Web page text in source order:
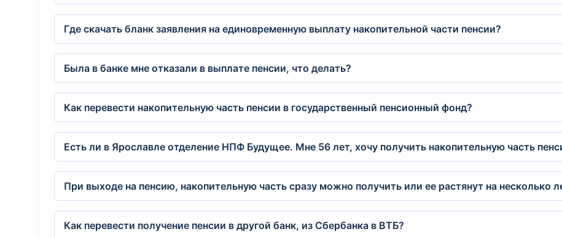
Где скачать бланк заявления на единовременную выплату накопительной части пенсии?
Была в банке мне отказали в выплате пенсии, что делать?
Как перевести накопительную часть пенсии в государственный пенсионный фонд?
Есть ли в Ярославле отделение НПФ Будущее. Мне 56 лет, хочу получить накопительную часть
При выходе на пенсию, накопительную часть сразу можно получить или ее растянут на несколько
Как перевести получение пенсии в другой банк, из Сбербанка в ВТБ?